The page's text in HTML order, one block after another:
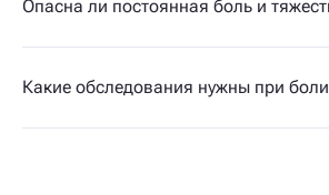
Опасна ли постоянная боль и
Какие обследования нужны при